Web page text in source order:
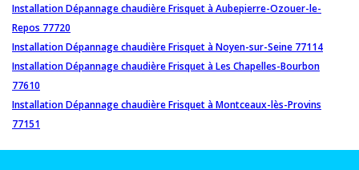
Installation Dépannage chaudière Frisquet à Aubepierre-Ozouer-le-
Repos 77720
Installation Dépannage chaudière Frisquet à Noyen-sur-Seine 77114
Installation Dépannage chaudière Frisquet à Les Chapelles-Bourbon
77610
Installation Dépannage chaudière Frisquet à Montceaux-lès-Provins
77151